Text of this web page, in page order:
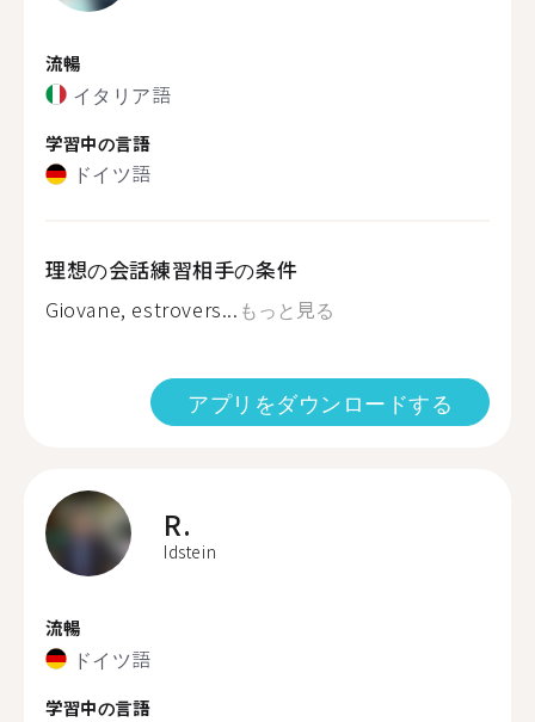
流暢
イタリア語
学習中の言語
ドイツ語
理想の会話練習相手の条件
Giovane, estrovers... もっと見る
アプリをダウンロードする
R.
Idstein
流暢
ドイツ語
学習中の言語